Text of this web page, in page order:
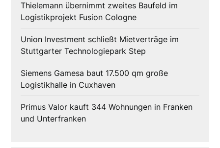
Thielemann übernimmt zweites Baufeld im
Logistikprojekt Fusion Cologne
Union Investment schließt Mietverträge im
Stuttgarter Technologiepark Step
Siemens Gamesa baut 17.500 qm große
Logistikhalle in Cuxhaven
Primus Valor kauft 344 Wohnungen in Franken
und Unterfranken